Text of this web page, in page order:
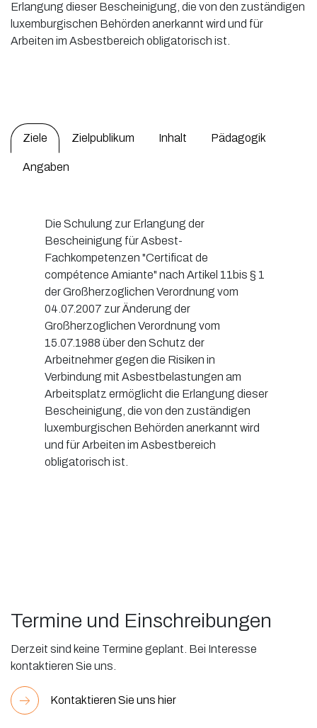
Erlangung dieser Bescheinigung, die von den zuständigen
luxemburgischen Behörden anerkannt wird und für
Arbeiten im Asbestbereich obligatorisch ist.
Ziele Zielpublikum Inhalt Pädagogik
Angaben
Die Schulung zur Erlangung der
Bescheinigung für Asbest-
Fachkompetenzen "Certificat de
compétence Amiante" nach Artikel 11bis § 1
der Großherzoglichen Verordnung vom
04.07.2007 zur Änderung der
Großherzoglichen Verordnung vom
15.07.1988 über den Schutz der
Arbeitnehmer gegen die Risiken in
Verbindung mit Asbestbelastungen am
Arbeitsplatz ermöglicht die Erlangung dieser
Bescheinigung, die von den zuständigen
luxemburgischen Behörden anerkannt wird
und für Arbeiten im Asbestbereich
obligatorisch ist.
Termine und Einschreibungen
Derzeit sind keine Termine geplant. Bei Interesse
kontaktieren Sie uns.
Kontaktieren Sie uns hier